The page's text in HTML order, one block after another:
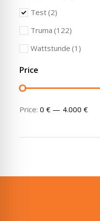
Test(2)
Truma (122)
Wattstunde (1)
Price
Price: 0 € — 4.000 €